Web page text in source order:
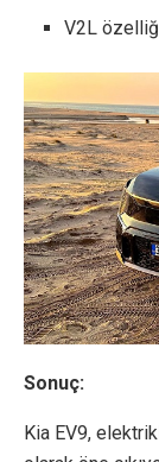
V2L
Sonuç:
Kia EV9,